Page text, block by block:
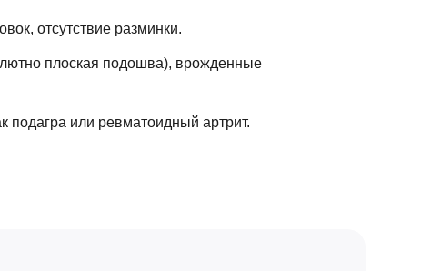
отсутствие разминки.
плоская подошва), врожденные
подагра или ревматоидный артрит.